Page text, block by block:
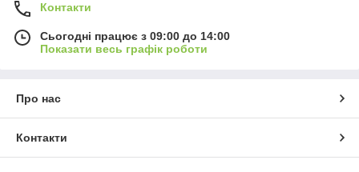
Контакти
Сьогодні працює з 09:00 до 14:00
Показати весь графік роботи
Про нас
Контакти